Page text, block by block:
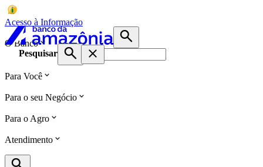
Acesso à Informação
O Banco
Pesquisar
Para Você
Para o seu Negócio
Para o Agro
Atendimento